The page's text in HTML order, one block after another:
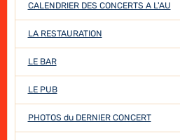
CALENDRIER DES CONCERTS A L'AU
LA RESTAURATION
LE BAR
LE PUB
PHOTOS du DERNIER CONCERT